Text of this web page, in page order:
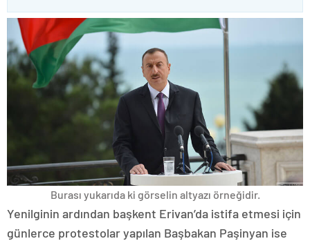
Burası yukarıda ki görselin altyazı örneğidir.
Yenilginin ardından başkent Erivan’da istifa etmesi için
günlerce protestolar yapılan Başbakan Paşinyan ise